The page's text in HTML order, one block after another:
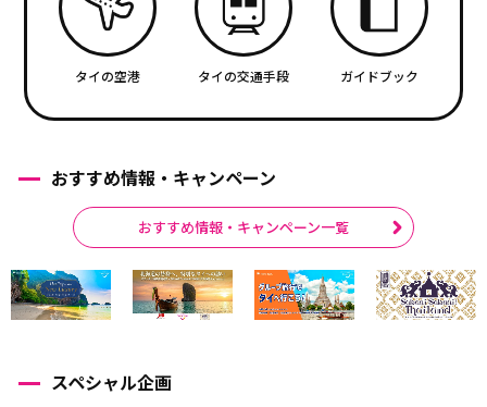
タイの空港 タイの交通手段 ガイドブック
おすすめ情報・キャンペーン
おすすめ情報・キャンペーン一覧
スペシャル企画